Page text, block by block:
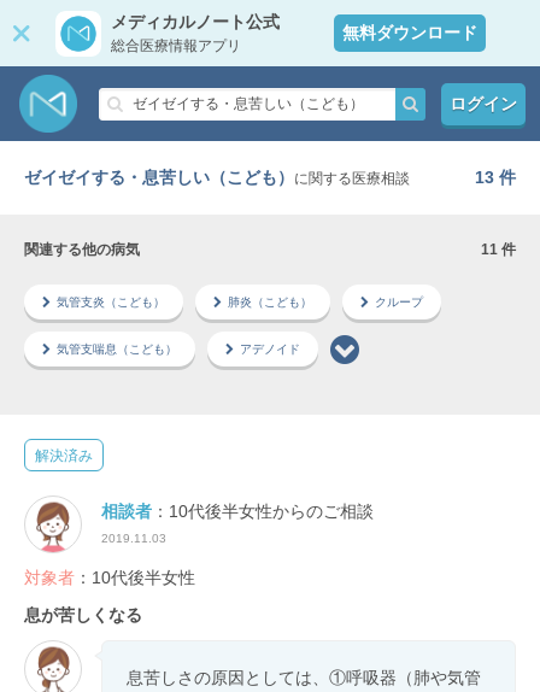
メディカルノート公式
総合医療情報アプリ
無料ダウンロード
ログイン
ゼイゼイする・息苦しい（こども） に関する医療相談 13 件
関連する他の病気 11 件
気管支炎（こども） 肺炎（こども） クループ
気管支喘息（こども） アデノイド
解決済み
相談者 ：10代後半女性からのご相談
2019.11.03
対象者 ：10代後半女性
息が苦しくなる
息苦しさの原因としては、①呼吸器（肺や気管